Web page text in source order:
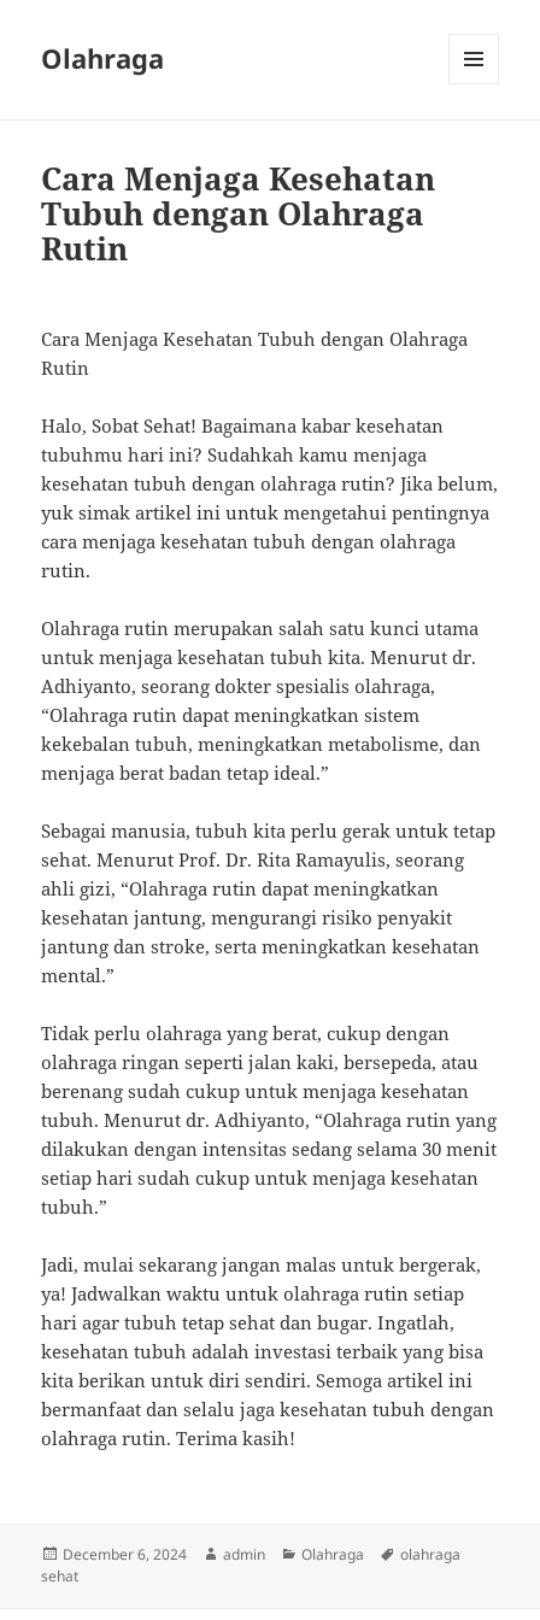
Olahraga
Cara Menjaga Kesehatan
Tubuh dengan Olahraga
Rutin
Cara Menjaga Kesehatan Tubuh dengan Olahraga
Rutin
Halo, Sobat Sehat! Bagaimana kabar kesehatan
tubuhmu hari ini? Sudahkah kamu menjaga
kesehatan tubuh dengan olahraga rutin? Jika belum,
yuk simak artikel ini untuk mengetahui pentingnya
cara menjaga kesehatan tubuh dengan olahraga
rutin.
Olahraga rutin merupakan salah satu kunci utama
untuk menjaga kesehatan tubuh kita. Menurut dr.
Adhiyanto, seorang dokter spesialis olahraga,
“Olahraga rutin dapat meningkatkan sistem
kekebalan tubuh, meningkatkan metabolisme, dan
menjaga berat badan tetap ideal.”
Sebagai manusia, tubuh kita perlu gerak untuk tetap
sehat. Menurut Prof. Dr. Rita Ramayulis, seorang
ahli gizi, “Olahraga rutin dapat meningkatkan
kesehatan jantung, mengurangi risiko penyakit
jantung dan stroke, serta meningkatkan kesehatan
mental.”
Tidak perlu olahraga yang berat, cukup dengan
olahraga ringan seperti jalan kaki, bersepeda, atau
berenang sudah cukup untuk menjaga kesehatan
tubuh. Menurut dr. Adhiyanto, “Olahraga rutin yang
dilakukan dengan intensitas sedang selama 30 menit
setiap hari sudah cukup untuk menjaga kesehatan
tubuh.”
Jadi, mulai sekarang jangan malas untuk bergerak,
ya! Jadwalkan waktu untuk olahraga rutin setiap
hari agar tubuh tetap sehat dan bugar. Ingatlah,
kesehatan tubuh adalah investasi terbaik yang bisa
kita berikan untuk diri sendiri. Semoga artikel ini
bermanfaat dan selalu jaga kesehatan tubuh dengan
olahraga rutin. Terima kasih!
Posted
on
December 6, 2024 Author
admin Categories
Olahraga Tags
olahraga
sehat